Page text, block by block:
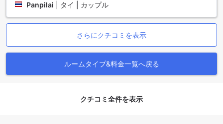
グリーンシーズンリゾートチェンライは、その優れたスタッ
フの対応と快適な施設、そして清潔な環境により、多くのゲ
スは特に際立っており、温かく親切なサービスが滞在をより
一層特別なものにしています。施設や清掃の面でもバランス
の取れた評価を獲得しており、快適な滞在を約束します。ロ
ケーションも便利な位置にあり、観光や地元の魅力を気軽に
楽しむことができる点も、多くの旅行者にとって魅力的で
格で質の高いサービスを享受できるため、チェンライでの滞
Panpilai タイ | カップル
さらにクチコミを表示
ルームタイプ&料金一覧へ戻る
クチコミ全件を表示